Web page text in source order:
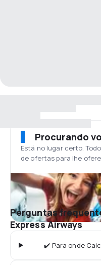
Procurando
Está no lugar certo.
de ofertas para lhe
Perguntas
Express Airways
✔️ Para onde